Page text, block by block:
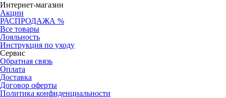
Интернет-магазин
Акции
РАСПРОДАЖА %
Все товары
Лояльность
Инструкция по уходу
Сервис
Обратная связь
Оплата
Доставка
Договор оферты
Политика конфиденциальности